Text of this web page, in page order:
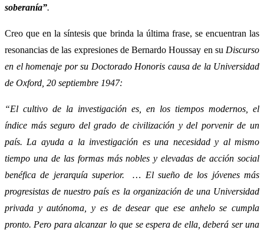
soberanía”.
Creo que en la síntesis que brinda la última frase, se encuentran las
resonancias de las expresiones de Bernardo Houssay en su Discurso
en el homenaje por su Doctorado Honoris causa de la Universidad
de Oxford, 20 septiembre 1947:
“El cultivo de la investigación es, en los tiempos modernos, el
índice más seguro del grado de civilización y del porvenir de un
país. La ayuda a la investigación es una necesidad y al mismo
tiempo una de las formas más nobles y elevadas de acción social
benéfica de jerarquía superior. … El sueño de los jóvenes más
progresistas de nuestro país es la organización de una Universidad
privada y autónoma, y es de desear que ese anhelo se cumpla
pronto. Pero para alcanzar lo que se espera de ella, deberá ser una